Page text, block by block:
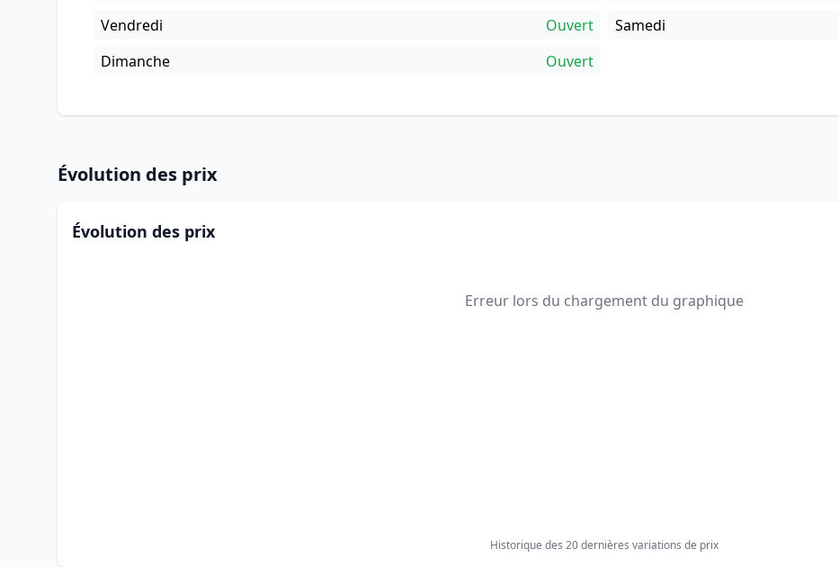
Vendredi
Ouvert Samedi
Dimanche
Ouvert
Évolution des prix
Évolution des prix
Erreur lors du chargement du graphique
Historique des 20 dernières variations de prix